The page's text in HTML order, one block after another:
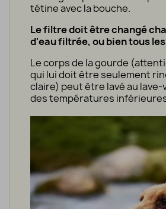
tétine avec la bouche.
Le filtre doit être changé
d'eau filtrée, ou bien tous
Le corps de la gourde
qui lui doit être seulement
claire) peut être lavé au
des températures